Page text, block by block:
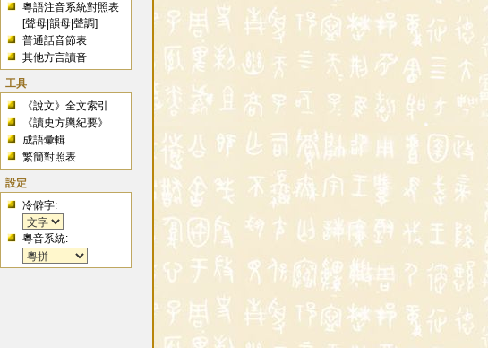
粵語注音系統對照表
[聲母 |韻母 |聲調]
普通話音節表
其他方言讀音
工具
《說文》全文索引
《讀史方輿紀要》
成語彙輯
繁簡對照表
設定
冷僻字:
粵音系統: